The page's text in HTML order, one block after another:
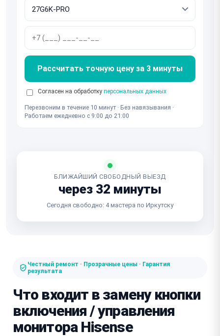
Рассчитать точную цену за 3 минуты
Согласен на обработку персональных данных
Перезвоним в течение 10 минут · Без навязывания ·
Работаем ежедневно с 9:00 до 21:00
БЛИЖАЙШИЙ СВОБОДНЫЙ ВЫЕЗД
через 32 минуты
Сегодня свободно: 4 мастера по Иркутску
Честный ремонт · Прозрачные цены · Гарантия
результата
Что входит в замену кнопки
включения / управления
монитора Hisense